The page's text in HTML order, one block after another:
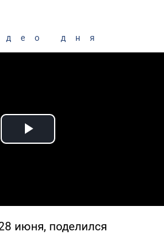
дня
Play Video
июня, поделился